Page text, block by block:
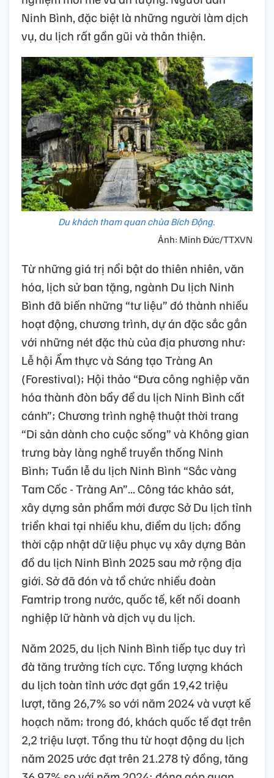
Ninh Bình, đặc biệt là những người làm dịch
vụ, du lịch rất gần gũi và thân thiện.
Du khách tham quan chùa Bích Động.
Ảnh: Minh Đức/TTXVN
Từ những giá trị nổi bật do thiên nhiên, văn
hóa, lịch sử ban tặng, ngành Du lịch Ninh
Bình đã biến những “tư liệu” đó thành nhiều
hoạt động, chương trình, dự án đặc sắc gắn
với những nét đặc thù của địa phương như:
Lễ hội Ẩm thực và Sáng tạo Tràng An
(Forestival); Hội thảo “Đưa công nghiệp văn
hóa thành đòn bẩy để du lịch Ninh Bình cất
cánh”; Chương trình nghệ thuật thời trang
“Di sản dành cho cuộc sống” và Không gian
trưng bày làng nghề truyền thống Ninh
Bình; Tuần lễ du lịch Ninh Bình “Sắc vàng
Tam Cốc - Tràng An”... Công tác khảo sát,
xây dựng sản phẩm mới được Sở Du lịch tỉnh
triển khai tại nhiều khu, điểm du lịch; đồng
thời cập nhật dữ liệu phục vụ xây dựng Bản
đồ du lịch Ninh Bình 2025 sau mở rộng địa
giới. Sở đã đón và tổ chức nhiều đoàn
Famtrip trong nước, quốc tế, kết nối doanh
nghiệp lữ hành và dịch vụ du lịch.
Năm 2025, du lịch Ninh Bình tiếp tục duy trì
đà tăng trưởng tích cực. Tổng lượng khách
du lịch toàn tỉnh ước đạt gần 19,42 triệu
lượt, tăng 26,7% so với năm 2024 và vượt kế
hoạch năm; trong đó, khách quốc tế đạt trên
2,2 triệu lượt. Tổng thu từ hoạt động du lịch
năm 2025 ước đạt trên 21.278 tỷ đồng, tăng